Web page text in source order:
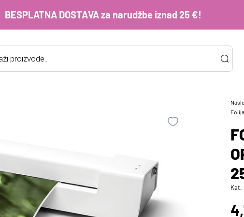
BESPLATNA DOSTAVA za narudžbe iznad 25 €!
korisničko
*
Kat.